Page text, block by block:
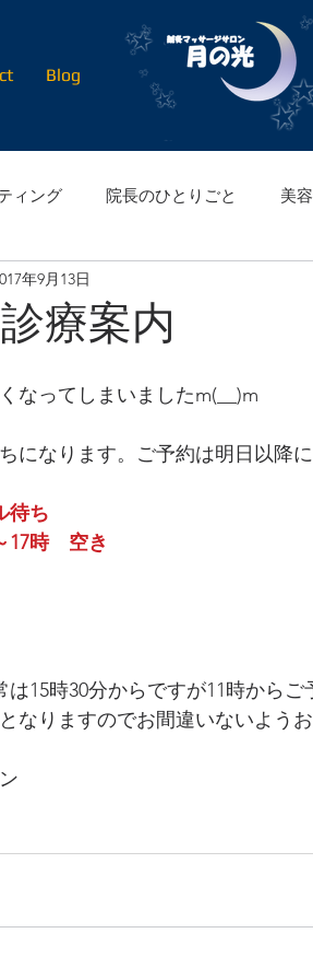
Blog
ィング 院長のひとりごと 美
療案内
年9月13日
なってしまいましたm(__)m
になります。ご予約は明日以降に
待ち
17時　空き
は15時30分からですが11時からご
なりますのでお間違いないようお